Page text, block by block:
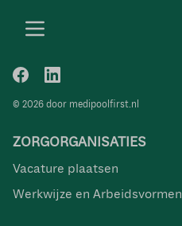
© 2026 door medipoolfirst.nl
ZORGORGANISATIES
Vacature plaatsen
Werkwijze en Arbeidsvormen